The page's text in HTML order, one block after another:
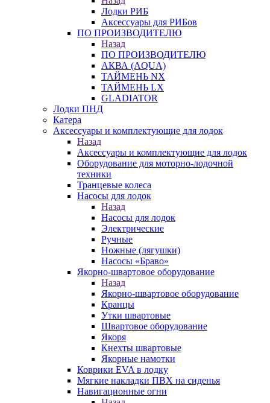
Лодки РИБ
Аксессуары для РИБов
ПО ПРОИЗВОДИТЕЛЮ
Назад
ПО ПРОИЗВОДИТЕЛЮ
АКВА (AQUA)
ТАЙМЕНЬ NX
ТАЙМЕНЬ LX
GLADIATOR
Лодки ПНД
Катера
Аксессуары и комплектующие для лодок
Назад
Аксессуары и комплектующие для лодок
Оборудование для моторно-лодочной
техники
Транцевые колеса
Насосы для лодок
Назад
Насосы для лодок
Электрические
Ручные
Ножные (лягушки)
Насосы «Браво»
Якорно-швартовое оборудование
Назад
Якорно-швартовое оборудование
Кранцы
Утки швартовые
Швартовое оборудование
Якоря
Кнехты швартовые
Якорные намотки
Коврики EVA в лодку
Мягкие накладки ПВХ на сиденья
Навигационные огни